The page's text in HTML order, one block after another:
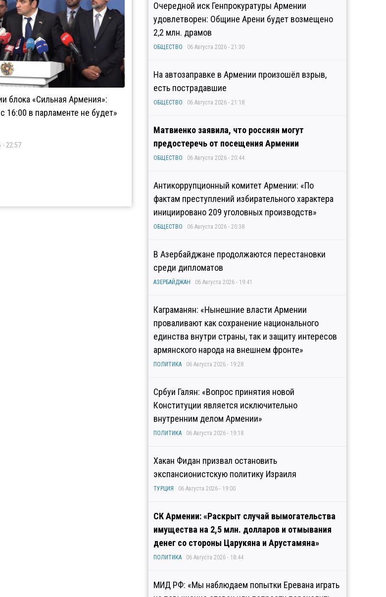
блока «Сильная Армения»:
16:00 в парламенте не будет»
- 22:57
Очередной иск Генпрокуратуры Армении
удовлетворен: Общине Арени будет возмещено
2,2 млн. драмов
ОБЩЕСТВО 06 Августа 2026 - 21:30
На автозаправке в Армении произошёл взрыв,
есть пострадавшие
ОБЩЕСТВО 06 Августа 2026 - 21:18
Матвиенко заявила, что россиян могут
предостеречь от посещения Армении
ОБЩЕСТВО 06 Августа 2026 - 20:44
Антикоррупционный комитет Армении: «По
фактам преступлений избирательного характера
инициировано 209 уголовных производств»
ОБЩЕСТВО 06 Августа 2026 - 20:38
В Азербайджане продолжаются перестановки
среди дипломатов
АЗЕРБАЙДЖАН 06 Августа 2026 - 19:41
Каграманян: «Нынешние власти Армении
проваливают как сохранение национального
единства внутри страны, так и защиту интересов
армянского народа на внешнем фронте»
ПОЛИТИКА 06 Августа 2026 - 19:28
Србуи Галян: «Вопрос принятия новой
Конституции является исключительно
внутренним делом Армении»
ПОЛИТИКА 06 Августа 2026 - 19:18
Хакан Фидан призвал остановить
экспансионистскую политику Израиля
ТУРЦИЯ 06 Августа 2026 - 19:00
СК Армении: «Раскрыт случай вымогательства
имущества на 2,5 млн. долларов и отмывания
денег со стороны Царукяна и Арустамяна»
ПОЛИТИКА 06 Августа 2026 - 18:44
МИД РФ: «Мы наблюдаем попытки Еревана играть